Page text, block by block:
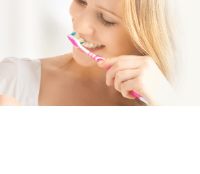
ンセミナーを開催…
アイコン治療の日本代表として、アジ
アの歯科医師達と…